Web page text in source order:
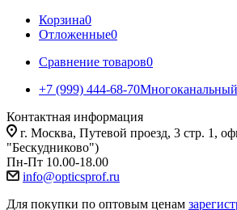
Корзина0
Отложенные0
Сравнение товаров0
+7 (999) 444-68-70Многоканальный
Контактная информация
г. Москва, Путевой проезд, 3 стр. 1,
"Бескудниково")
Пн-Пт 10.00-18.00
info@opticsprof.ru
Для покупки по оптовым ценам